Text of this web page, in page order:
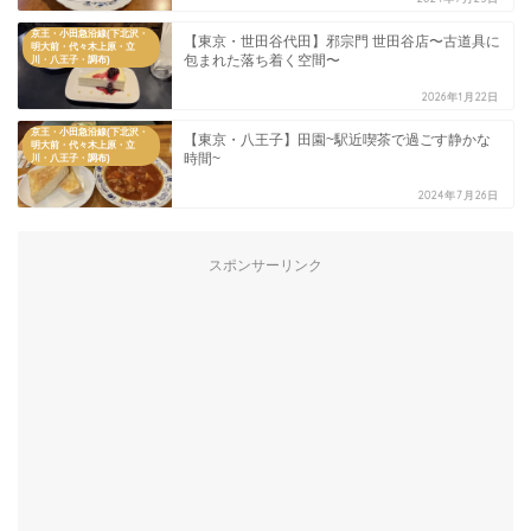
京王・小田急沿線(下北沢・
明大前・代々木上原・立
川・八王子・調布)
【東京・世田谷代田】邪宗門 世田谷店〜古道具に
包まれた落ち着く空間〜
2026年1月22日
京王・小田急沿線(下北沢・
明大前・代々木上原・立
川・八王子・調布)
【東京・八王子】田園~駅近喫茶で過ごす静かな
時間~
2024年7月26日
スポンサーリンク